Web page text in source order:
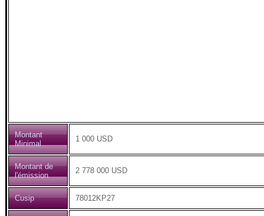
Montant
Minimal
1 000 USD
Montant de
l'émission
2 778 000 USD
Cusip 78012KP27